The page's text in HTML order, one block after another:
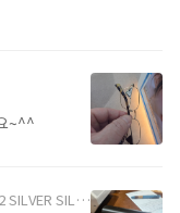
~^^
TRANSPARENT